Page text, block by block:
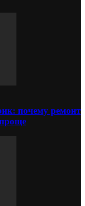
почему ремонт